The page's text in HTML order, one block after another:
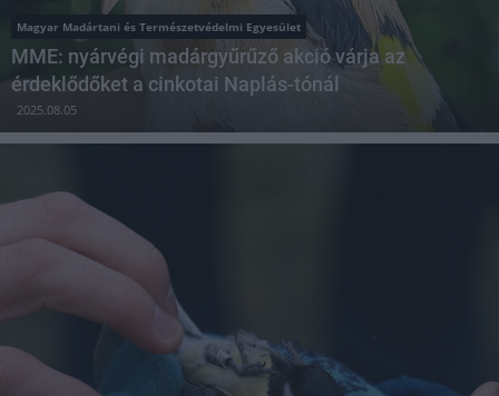
Magyar Madártani és Természetvédelmi Egyesület
MME: nyárvégi madárgyűrűző akció várja az
érdeklődőket a cinkotai Naplás-tónál
2025.08.05